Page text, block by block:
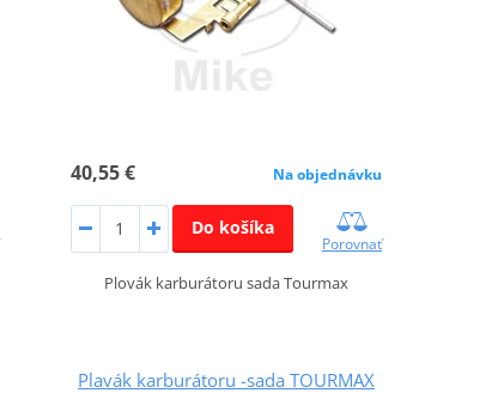
40,55 € Na objednávku
Do košíka
Porovnať
Plovák karburátoru sada Tourmax
Plavák karburátoru -sada TOURMAX